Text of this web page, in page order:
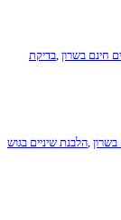
בשרון ,בדיקת
,הלבנת שיניים בגוש